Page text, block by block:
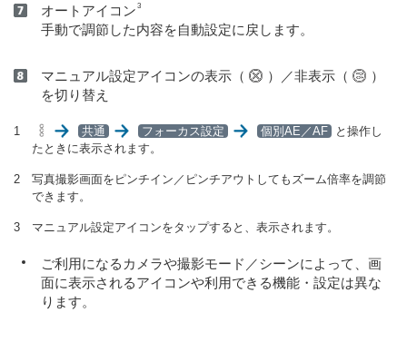
オートアイコン 3
手動で調節した内容を自動設定に戻します。
マニュアル設定アイコンの表示（ ）／非表示（
）
を切り替え
共通 フォーカス設定 個別AE／AF
と操作し
たときに表示されます。
写真撮影画面をピンチイン／ピンチアウトしてもズーム倍率を調節
できます。
マニュアル設定アイコンをタップすると、表示されます。
ご利用になるカメラや撮影モード／シーンによって、画
面に表示されるアイコンや利用できる機能・設定は異な
ります。